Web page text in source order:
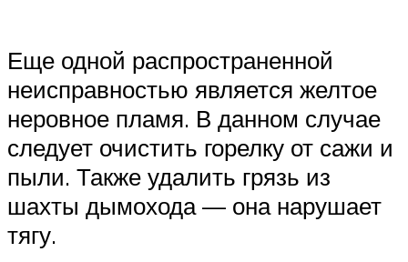
Еще одной распространенной
неисправностью является желтое
неровное пламя. В данном случае
следует очистить горелку от сажи и
пыли. Также удалить грязь из
шахты дымохода — она нарушает
тягу.